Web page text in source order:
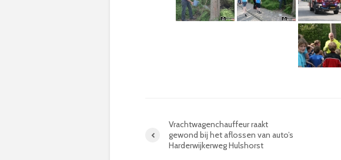
Vrachtwagenchauffeur raakt
gewond bij het aflossen van auto’s
Harderwijkerweg Hulshorst